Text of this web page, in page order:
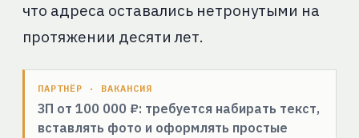
что адреса оставались нетронутыми на
протяжении десяти лет.
ПАРТНЁР · ВАКАНСИЯ
ЗП от 100 000 ₽: требуется набирать текст,
вставлять фото и оформлять простые